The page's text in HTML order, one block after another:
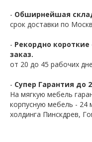
- Обширнейшая
срок доставки по
- Рекордно
заказ.
от 20 до 45 рабочих
- Супер Гарантия до
На мягкую мебель
корпусную мебель - 24
холдинга Пинскдрев,